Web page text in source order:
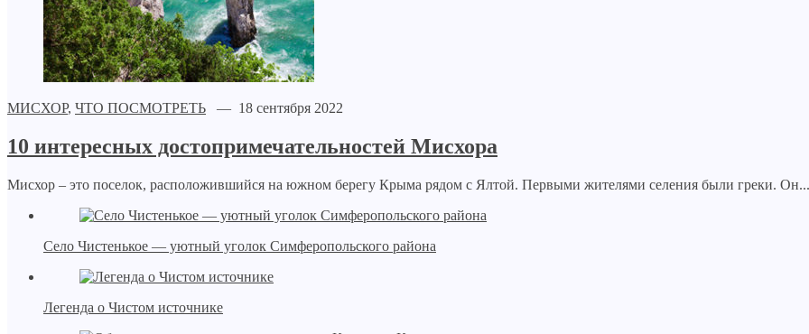
МИСХОР, ЧТО ПОСМОТРЕТЬ — 18 сентября 2022
10 интересных достопримечательностей Мисхора
Мисхор – это поселок, расположившийся на южном берегу Крыма рядом с Ялтой. Первыми жителями селения были греки. Он...
Село Чистенькое — уютный уголок Симферопольского района
Легенда о Чистом источнике